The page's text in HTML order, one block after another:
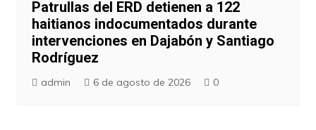
Patrullas del ERD detienen a 122
haitianos indocumentados durante
intervenciones en Dajabón y Santiago
Rodríguez
admin 6 de agosto de 2026 0